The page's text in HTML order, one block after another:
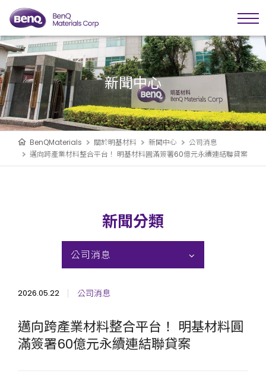
新聞中心
BenQMaterials 關於明基材料 新聞中心
公司消息
邁向跨產業材料整合平台！ 明基材料圓滿簽署60億元永續連結聯貸案
新聞分類
公司消息
2026.05.22 公司消息
邁向跨產業材料整合平台！ 明基材料圓
滿簽署60億元永續連結聯貸案